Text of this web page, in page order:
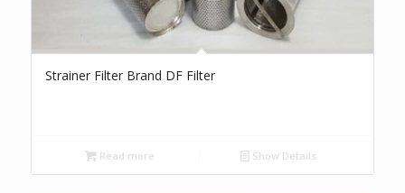
Strainer Filter Brand DF Filter
Read more Show Details